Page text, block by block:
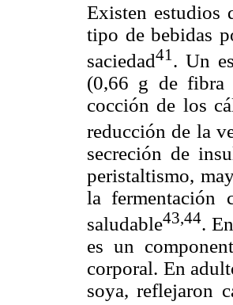
Existen estudios
tipo de bebidas
saciedad41 . Un
(0,66 g de fibra
cocción de los
reducción de la
secreción de
peristaltismo,
la fermentación
saludable43,44.
es un
corporal. En
soya, reflejaron